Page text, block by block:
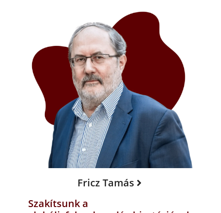
Fricz Tamás
Szakítsunk a